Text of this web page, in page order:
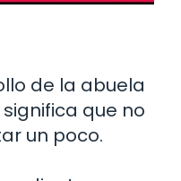
de la abuela
que no
un poco.